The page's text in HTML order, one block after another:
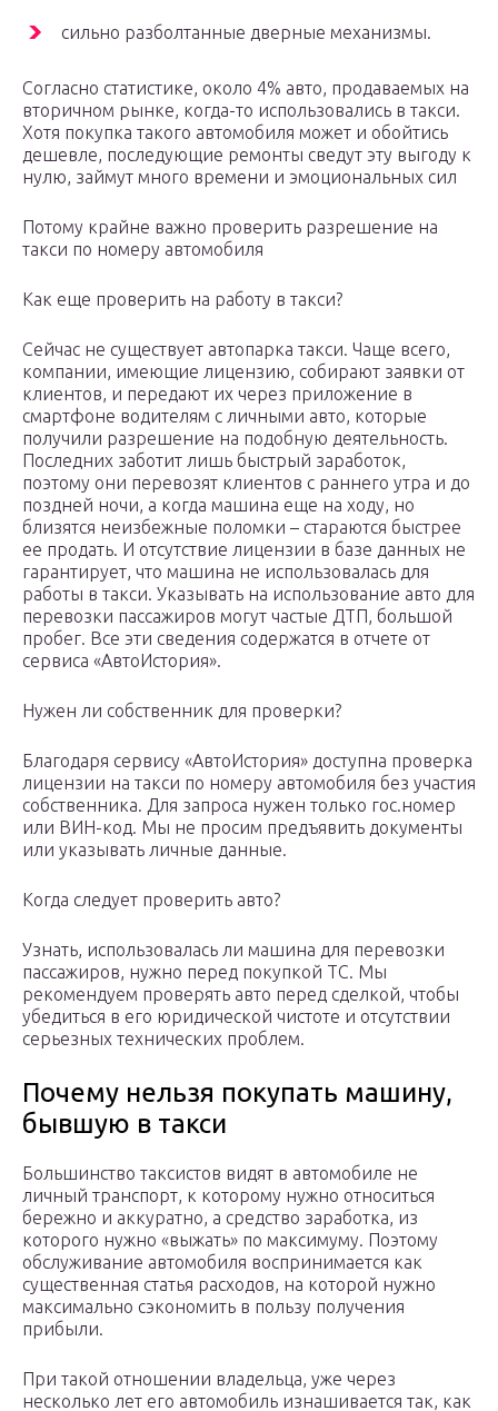
сильно разболтанные дверные механизмы.
Согласно статистике, около 4% авто, продаваемых на
вторичном рынке, когда-то использовались в такси.
Хотя покупка такого автомобиля может и обойтись
дешевле, последующие ремонты сведут эту выгоду к
нулю, займут много времени и эмоциональных сил
Потому крайне важно проверить разрешение на
такси по номеру автомобиля
Как еще проверить на работу в такси?
Сейчас не существует автопарка такси. Чаще всего,
компании, имеющие лицензию, собирают заявки от
клиентов, и передают их через приложение в
смартфоне водителям с личными авто, которые
получили разрешение на подобную деятельность.
Последних заботит лишь быстрый заработок,
поэтому они перевозят клиентов с раннего утра и до
поздней ночи, а когда машина еще на ходу, но
близятся неизбежные поломки – стараются быстрее
ее продать. И отсутствие лицензии в базе данных не
гарантирует, что машина не использовалась для
работы в такси. Указывать на использование авто для
перевозки пассажиров могут частые ДТП, большой
пробег. Все эти сведения содержатся в отчете от
сервиса «АвтоИстория».
Нужен ли собственник для проверки?
Благодаря сервису «АвтоИстория» доступна проверка
лицензии на такси по номеру автомобиля без участия
собственника. Для запроса нужен только гос.номер
или ВИН-код. Мы не просим предъявить документы
или указывать личные данные.
Когда следует проверить авто?
Узнать, использовалась ли машина для перевозки
пассажиров, нужно перед покупкой ТС. Мы
рекомендуем проверять авто перед сделкой, чтобы
убедиться в его юридической чистоте и отсутствии
серьезных технических проблем.
Почему нельзя покупать машину,
бывшую в такси
Большинство таксистов видят в автомобиле не
личный транспорт, к которому нужно относиться
бережно и аккуратно, а средство заработка, из
которого нужно «выжать» по максимуму. Поэтому
обслуживание автомобиля воспринимается как
существенная статья расходов, на которой нужно
максимально сэкономить в пользу получения
прибыли.
При такой отношении владельца, уже через
несколько лет его автомобиль изнашивается так, как